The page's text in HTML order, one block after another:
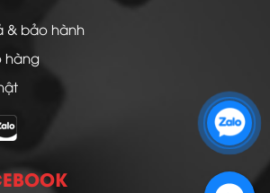
& bảo hành
hàng
Zalo 2: 0972 14 9900